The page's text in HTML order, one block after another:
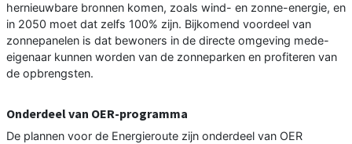
hernieuwbare bronnen komen, zoals wind- en zonne-energie, en
in 2050 moet dat zelfs 100% zijn. Bijkomend voordeel van
zonnepanelen is dat bewoners in de directe omgeving mede-
eigenaar kunnen worden van de zonneparken en profiteren van
de opbrengsten.
Onderdeel van OER-programma
De plannen voor de Energieroute zijn onderdeel van OER